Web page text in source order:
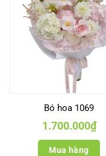
Bó hoa 1069
1.700.000₫
Mua hàng